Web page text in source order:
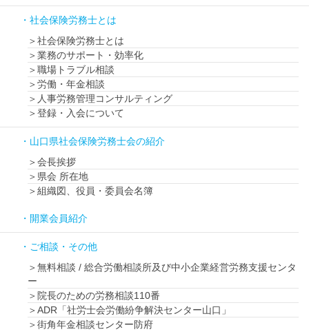
社会保険労務士とは
社会保険労務士とは
業務のサポート・効率化
職場トラブル相談
労働・年金相談
人事労務管理コンサルティング
登録・入会について
山口県社会保険労務士会の紹介
会長挨拶
県会 所在地
組織図、役員・委員会名簿
開業会員紹介
ご相談・その他
無料相談 / 総合労働相談所及び中小企業経営労務支援センタ
ー
院長のための労務相談110番
ADR「社労士会労働紛争解決センター山口」
街角年金相談センター防府